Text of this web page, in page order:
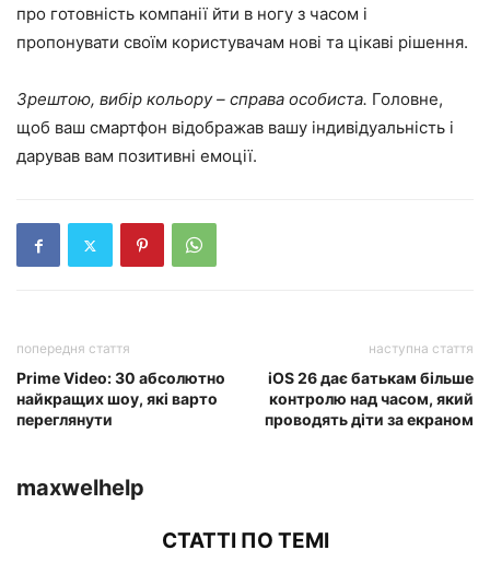
про готовність компанії йти в ногу з часом і
пропонувати своїм користувачам нові та цікаві рішення.
Зрештою, вибір кольору – справа особиста. Головне,
щоб ваш смартфон відображав вашу індивідуальність і
дарував вам позитивні емоції.
попередня стаття
Prime Video: 30 абсолютно
найкращих шоу, які варто
переглянути
наступна стаття
iOS 26 дає батькам більше
контролю над часом, який
проводять діти за екраном
maxwelhelp
СТАТТІ ПО ТЕМІ